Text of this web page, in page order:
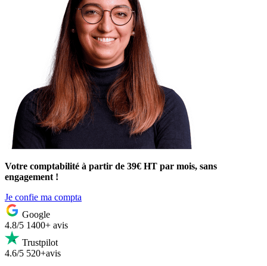
Votre comptabilité à partir de 39€ HT par mois, sans
engagement !
Je confie ma compta
Google
4.8/5 1400+ avis
Trustpilot
4.6/5 520+avis